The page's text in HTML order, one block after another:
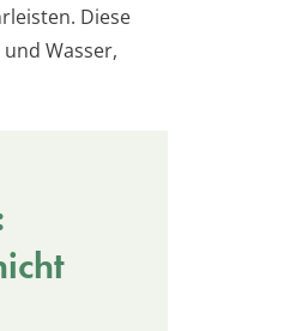
Diese
Wasser,